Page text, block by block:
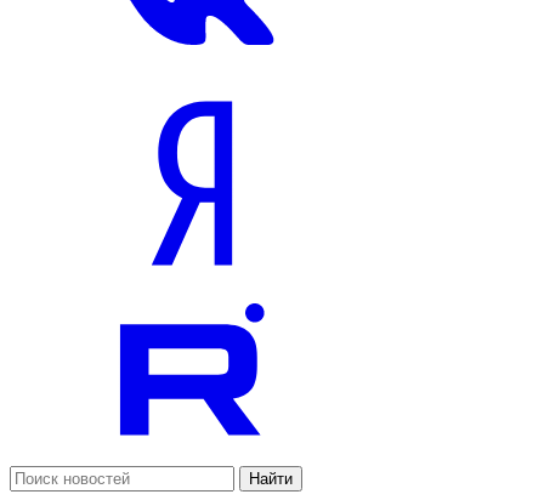
Найти